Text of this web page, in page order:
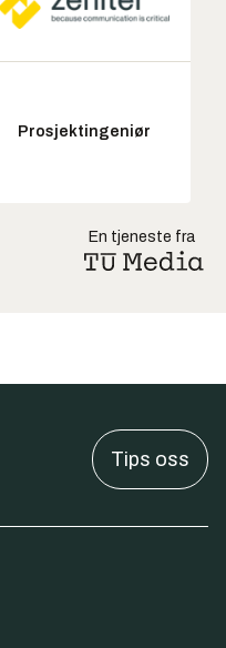
Prosjektingeniør
En tjeneste fra
Tips oss